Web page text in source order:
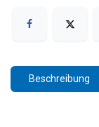
Beschreibung